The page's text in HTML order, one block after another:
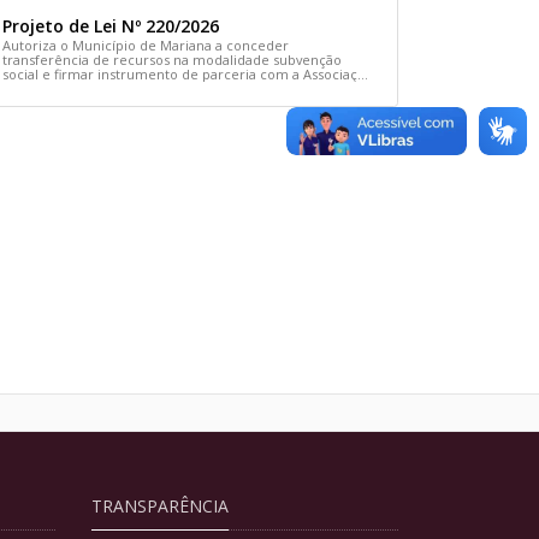
Projeto de Lei Nº 220/2026
Autoriza o Município de Mariana a conceder
transferência de recursos na modalidade subvenção
social e firmar instrumento de parceria com a Associação
TRANSPARÊNCIA